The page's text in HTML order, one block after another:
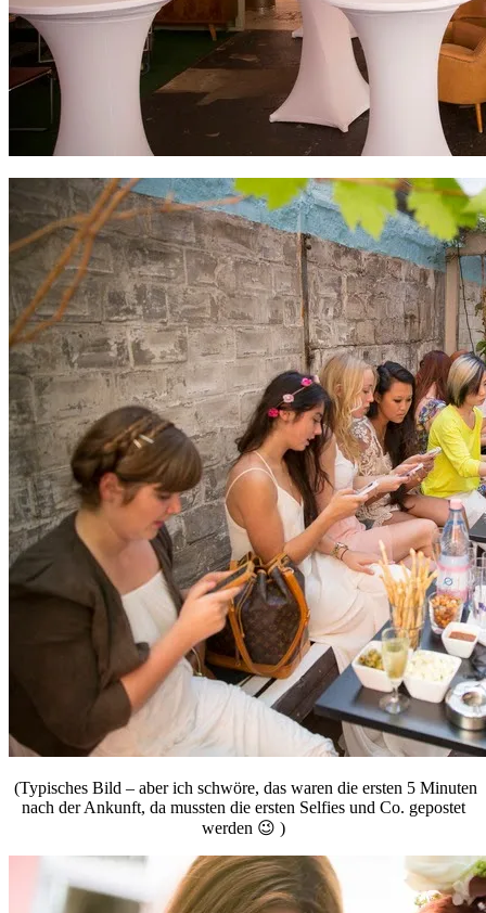
(Typisches Bild – aber ich schwöre, das waren die ersten 5 Minuten
nach der Ankunft, da mussten die ersten Selfies und Co. gepostet
werden 😉 )